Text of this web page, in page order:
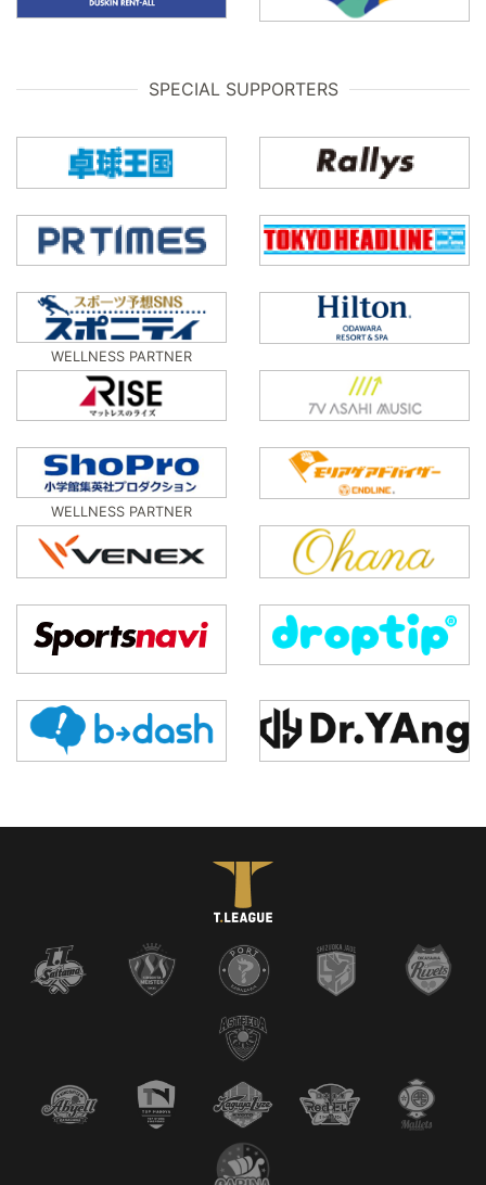
SPECIAL SUPPORTERS
WELLNESS PARTNER
WELLNESS PARTNER